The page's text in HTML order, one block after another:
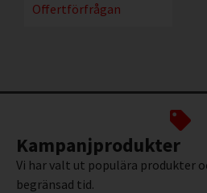
Offertförfrågan
Kampanjprodukter
Vi har valt ut populära produkter
begränsad tid.